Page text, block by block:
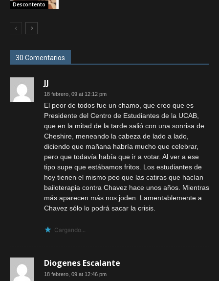
Descontento
30 Comentarios
JJ
18 febrero, 09 at 12:12 pm
El peor de todos fue un chamo, que creo que es
Presidente del Centro de Estudiantes de la UCAB,
que en la mitad de la tarde salió con una sonrisa de
Cheshire, meneando la cabeza de lado a lado,
diciendo que mañana habría mucho que celebrar,
pero que todavía había que ir a votar. Al ver a ese
tipo supe que estábamos fritos. Los estudiantes de
hoy tienen el mismo peo que las catiras que hacían
bailoterapia contra Chavez hace unos años. Mientras
más aparecen más nos joden. Lamentablemente a
Chavez sólo lo podrá sacar la crisis.
Cargando...
Diogenes Escalante
18 febrero, 09 at 12:46 pm